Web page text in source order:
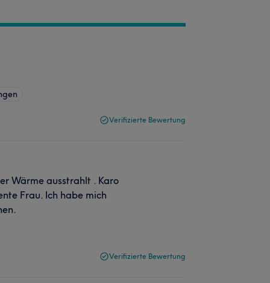
Verifizierte Bewertung
Wärme ausstrahlt . Karo
Frau. Ich habe mich
Verifizierte Bewertung